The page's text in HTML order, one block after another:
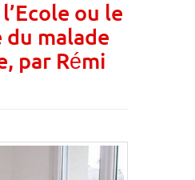
ou le
du malade
par Rémi